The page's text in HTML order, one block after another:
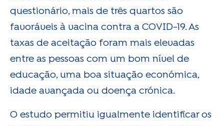
questionário, mais de três quartos são
favoráveis à vacina contra a COVID-19. As
taxas de aceitação foram mais elevadas
entre as pessoas com um bom nível de
educação, uma boa situação económica,
idade avançada ou doença crónica.
O estudo permitiu igualmente identificar os